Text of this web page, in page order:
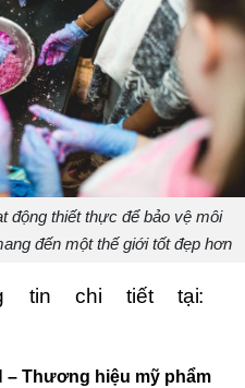
động thiết thực để bảo vệ môi
đến một thế giới tốt đẹp hơn
tin chi tiết tại:
– Thương hiệu mỹ phẩm